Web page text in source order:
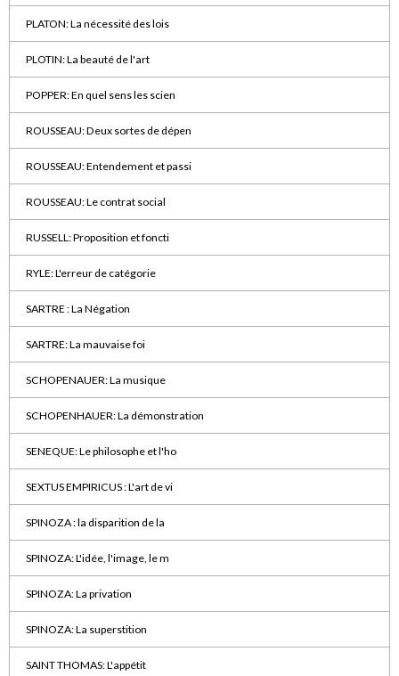
PLATON: La nécessité des lois
PLOTIN: La beauté de l'art
POPPER: En quel sens les scien
ROUSSEAU: Deux sortes de dépen
ROUSSEAU: Entendement et passi
ROUSSEAU: Le contrat social
RUSSELL: Proposition et foncti
RYLE: L'erreur de catégorie
SARTRE : La Négation
SARTRE: La mauvaise foi
SCHOPENAUER: La musique
SCHOPENHAUER: La démonstration
SENEQUE: Le philosophe et l'ho
SEXTUS EMPIRICUS : L'art de vi
SPINOZA : la disparition de la
SPINOZA: L'idée, l'image, le m
SPINOZA: La privation
SPINOZA: La superstition
SAINT THOMAS: L'appétit